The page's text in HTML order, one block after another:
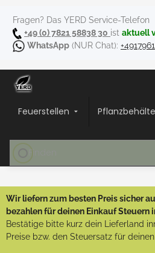
Fragen? Das YERD Service-Telefon
+49 (0) 7821 58838 30 ist aktuell
WhatsApp (NUR Chat):
Feuerstellen
Wir liefern zum besten Preis sicher
bezahlen für deinen Einkauf Steuern
Bestätige bitte kurz dein Lieferland
Preise bzw. den Steuersatz für